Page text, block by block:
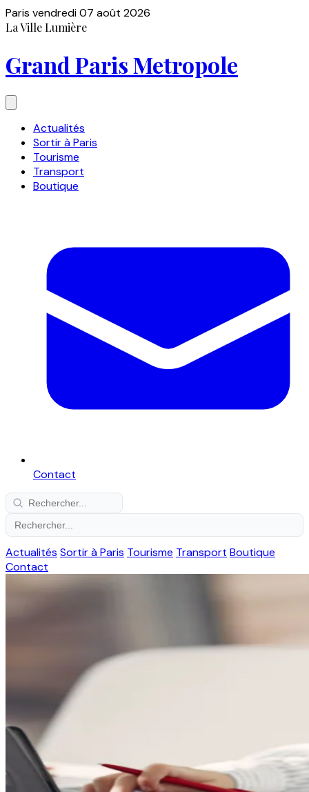
Paris vendredi 07 août 2026
La Ville Lumière
Grand Paris Metropole
Actualités
Sortir à Paris
Tourisme
Transport
Boutique
Contact
Actualités Sortir à Paris Tourisme Transport Boutique
Contact